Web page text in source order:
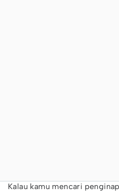
Kalau kamu mencari